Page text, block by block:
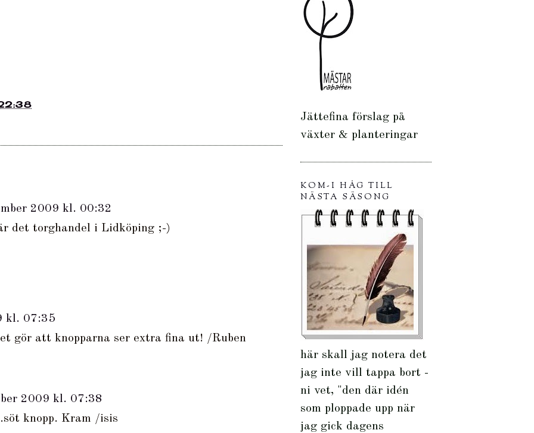
2009 kl. 00:32
det torghandel i Lidköping ;-)
kl. 07:35
gör att knopparna ser extra fina ut! /Ruben
2009 kl. 07:38
knopp. Kram /isis
Jättefina förslag på
växter & planteringar
KOM-I HÅG TILL
NÄSTA SÄSONG
här skall jag notera det
jag inte vill tappa bort -
ni vet, "den där idén
som ploppade upp när
jag gick dagens